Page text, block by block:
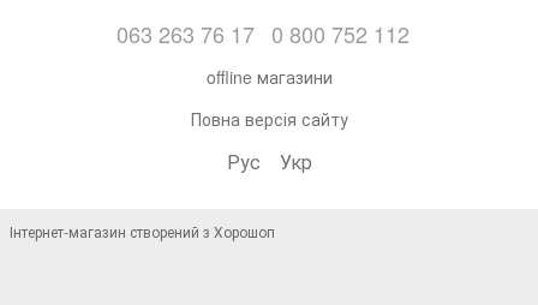
063 263 76 17 0 800 752 112
offline магазини
Повна версія сайту
Рус Укр
Інтернет-магазин створений з Хорошоп